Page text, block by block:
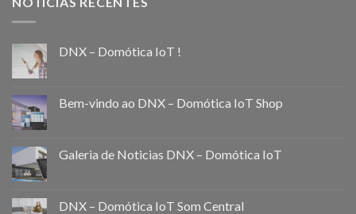
DNX – Domótica IoT !
Bem-vindo ao DNX – Domótica IoT Shop
Galeria de Noticias DNX – Domótica IoT
DNX – Domótica IoT Som Central